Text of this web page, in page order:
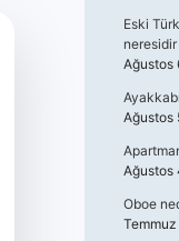
Eski
neresidir
Ağustos
Ağustos
Ağustos
Oboe